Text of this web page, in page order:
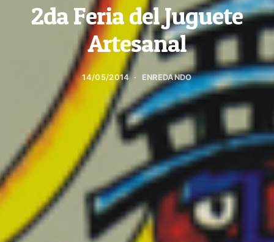
2da Feria del Juguete
Artesanal
14/05/2014 ENREDANDO